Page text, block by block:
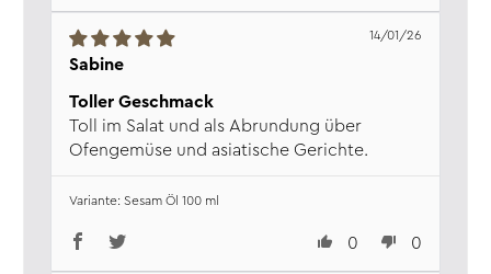
Sabine
14/01/26
Toller Geschmack
Toll im Salat und als Abrundung über
Ofengemüse und asiatische Gerichte.
0 0
Sesam Öl 100 ml